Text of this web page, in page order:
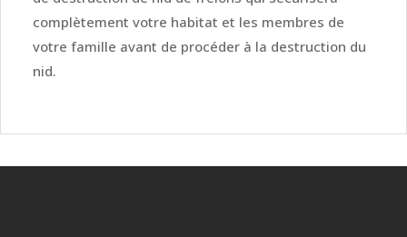
complètement votre habitat et les membres de
votre famille avant de procéder à la destruction du
nid.